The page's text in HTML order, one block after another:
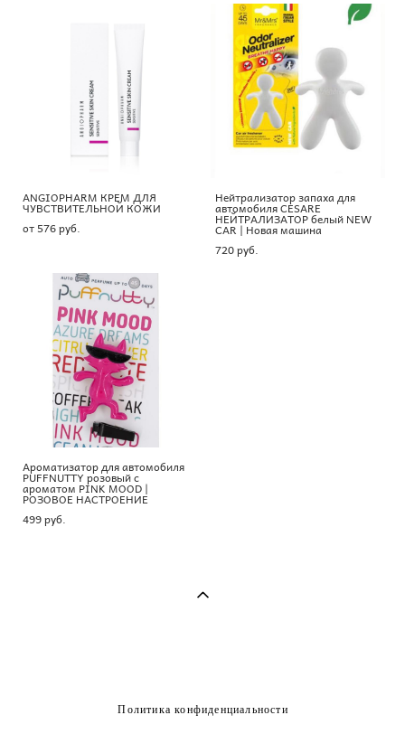
ANGIOPHARM КРЕМ ДЛЯ
ЧУВСТВИТЕЛЬНОЙ КОЖИ
от 576 pуб.
Нейтрализатор запаха для
автомобиля CESARE
НЕЙТРАЛИЗАТОР белый NEW
CAR | Новая машина
720 pуб.
Ароматизатор для автомобиля
PUFFNUTTY розовый с
ароматом PINK MOOD |
РОЗОВОЕ НАСТРОЕНИЕ
499 pуб.
Политика конфиденциальности